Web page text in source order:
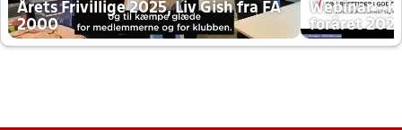
Årets Frivillige 2025, Liv Gish fra FA
2000
Webinar -
foråret